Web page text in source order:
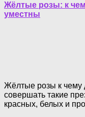
Жёлтые розы: к
уместны
Жёлтые розы к чему
совершать такие
красных, белых и